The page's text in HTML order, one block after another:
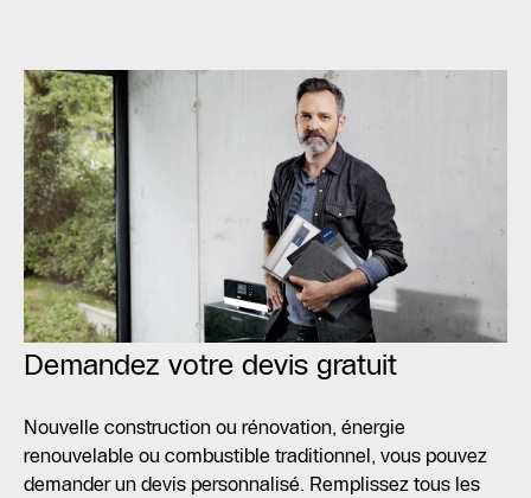
Demandez votre devis gratuit
Nouvelle construction ou rénovation, énergie
renouvelable ou combustible traditionnel, vous pouvez
demander un devis personnalisé. Remplissez tous les